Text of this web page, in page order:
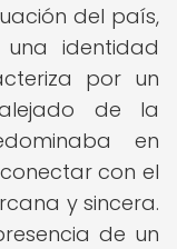
del país,
identidad
por un
de la
en
con el
y sincera.
de un